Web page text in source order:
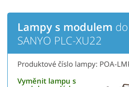
Lampy s modulem
SANYO PLC-XU22
Produktové číslo lampy: POA-
Vyměnit lampu s